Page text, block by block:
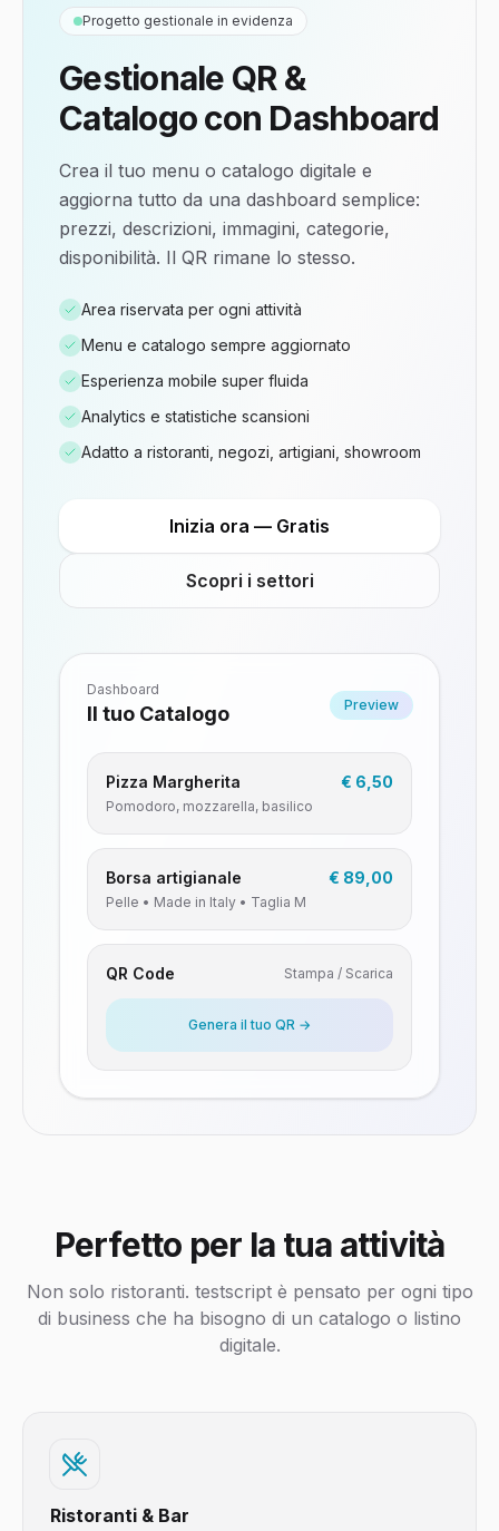
Progetto gestionale in evidenza
Gestionale QR &
Catalogocon Dashboard
Crea il tuo menu o catalogo digitale e
aggiorna tutto da una dashboard semplice:
prezzi, descrizioni, immagini, categorie,
disponibilità. Il QR rimane lo stesso.
Area riservata per ogni attività
Menu e catalogo sempre aggiornato
Esperienza mobile super fluida
Analytics e statistiche scansioni
Adatto a ristoranti, negozi, artigiani, showroom
Inizia ora — Gratis
Scopri i settori
Dashboard
Il tuo Catalogo Preview
Pizza Margherita € 6,50
Pomodoro, mozzarella, basilico
Borsa artigianale € 89,00
Pelle • Made in Italy • Taglia M
QR Code Stampa / Scarica
Genera il tuo QR →
Perfetto per la tua attività
Non solo ristoranti. testscript è pensato per ogni tipo
di business che ha bisogno di un catalogo o listino
digitale.
Ristoranti & Bar